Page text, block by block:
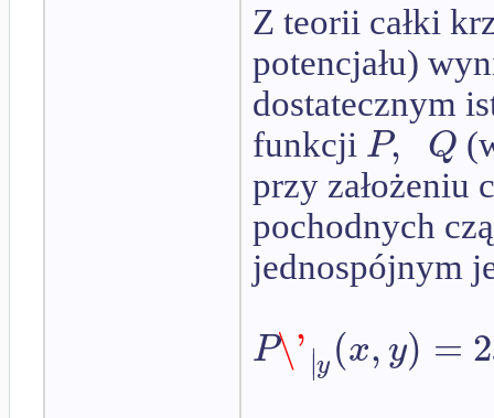
Z teorii całki
potencjału)
dostatecznym
funkcji P, Q
przy założeniu
pochodnych
jednospójnym
P\'∣
∣y(x,y) = 2